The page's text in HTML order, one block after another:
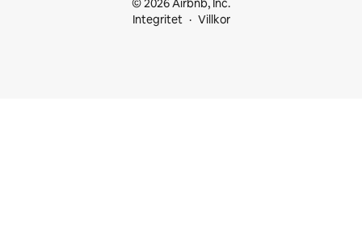
© 2026 Airbnb, Inc.
Integritet
Villkor